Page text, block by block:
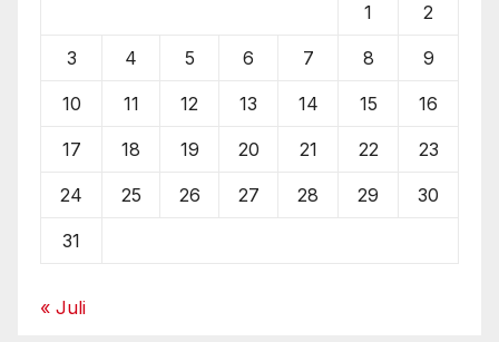
1 2
3 4 5 6 7 8 9
10 11 12 13 14 15 16
17 18 19 20 21 22 23
24 25 26 27 28 29 30
31
« Juli